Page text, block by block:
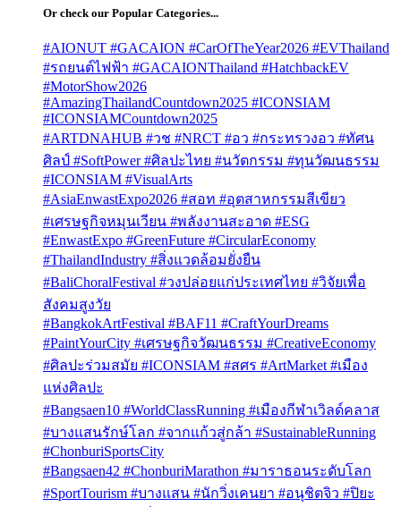
Or check our Popular Categories...
#AIONUT #GACAION #CarOfTheYear2026 #EVThailand
#รถยนต์ไฟฟ้า #GACAIONThailand #HatchbackEV
#MotorShow2026
#AmazingThailandCountdown2025 #ICONSIAM
#ICONSIAMCountdown2025
#ARTDNAHUB #วช #NRCT #อว #กระทรวงอว #ทัศน
ศิลป์ #SoftPower #ศิลปะไทย #นวัตกรรม #ทุนวัฒนธรรม
#ICONSIAM #VisualArts
#AsiaEnwastExpo2026 #สอท #อุตสาหกรรมสีเขียว
#เศรษฐกิจหมุนเวียน #พลังงานสะอาด #ESG
#EnwastExpo #GreenFuture #CircularEconomy
#ThailandIndustry #สิ่งแวดล้อมยั่งยืน
#BaliChoralFestival #วงปล่อยแก่ประเทศไทย #วิจัยเพื่อ
สังคมสูงวัย
#BangkokArtFestival #BAF11 #CraftYourDreams
#PaintYourCity #เศรษฐกิจวัฒนธรรม #CreativeEconomy
#ศิลปะร่วมสมัย #ICONSIAM #สศร #ArtMarket #เมือง
แห่งศิลปะ
#Bangsaen10 #WorldClassRunning #เมืองกีฬาเวิลด์คลาส
#บางแสนรักษ์โลก #จากแก้วสู่กล้า #SustainableRunning
#ChonburiSportsCity
#Bangsaen42 #ChonburiMarathon #มาราธอนระดับโลก
#SportTourism #บางแสน #นักวิ่งเคนยา #อนุชิตจิว #ปิยะ